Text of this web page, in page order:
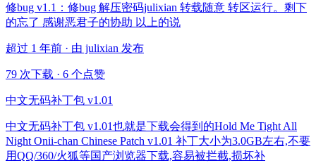
修bug v1.1：修bug 解压密码julixian 转载随意 转区运行。剩下
的忘了 感谢恶君子的协助 以上的说
超过 1 年前 · 由 julixian 发布
79 次下载 · 6 个点赞
中文无码补丁包 v1.01
中文无码补丁包 v1.01也就是下载会得到的Hold Me Tight All
Night Onii-chan Chinese Patch v1.01 补丁大小为3.0GB左右,不要
用QQ/360/火狐等国产浏览器下载,容易被拦截,损坏补